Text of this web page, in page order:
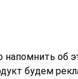
напомнить об
будем